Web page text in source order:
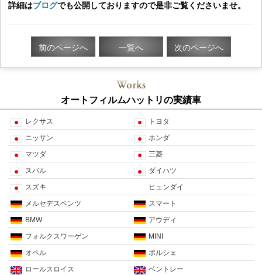
詳細はブログでも公開しておりますので是非ご覧くださいませ。
前のページへ 一覧へ 次のページへ
オートフィルムハットリの実績車
レクサス
トヨタ
ニッサン
ホンダ
マツダ
三菱
スバル
ダイハツ
スズキ
ヒュンダイ
メルセデスベンツ
スマート
BMW
アウディ
フォルクスワーゲン
MINI
オペル
ポルシェ
ロールスロイス
ベントレー